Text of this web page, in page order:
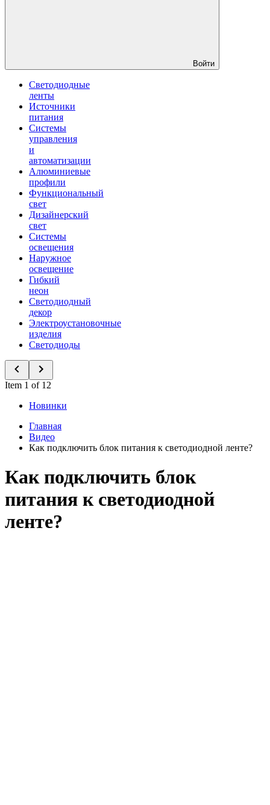
Войти
Светодиодные
ленты
Источники
питания
Системы
управления
и
автоматизации
Алюминиевые
профили
Функциональный
свет
Дизайнерский
свет
Системы
освещения
Наружное
освещение
Гибкий
неон
Светодиодный
декор
Электроустановочные
изделия
Светодиоды
Item 1 of 12
Новинки
Главная
Видео
Как подключить блок питания к светодиодной ленте?
Как подключить блок
питания к светодиодной
ленте?